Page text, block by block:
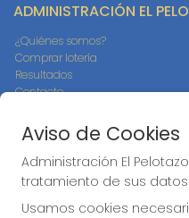
ADMINISTRACIÓN EL
¿Quiénes somos?
Comprar lotería
Resultados
Contacto
Compra en SELAE
Peñas
Boletos digitales
Acceso
Aviso de Cookies
Administración El
tratamiento de sus
Usamos cookies